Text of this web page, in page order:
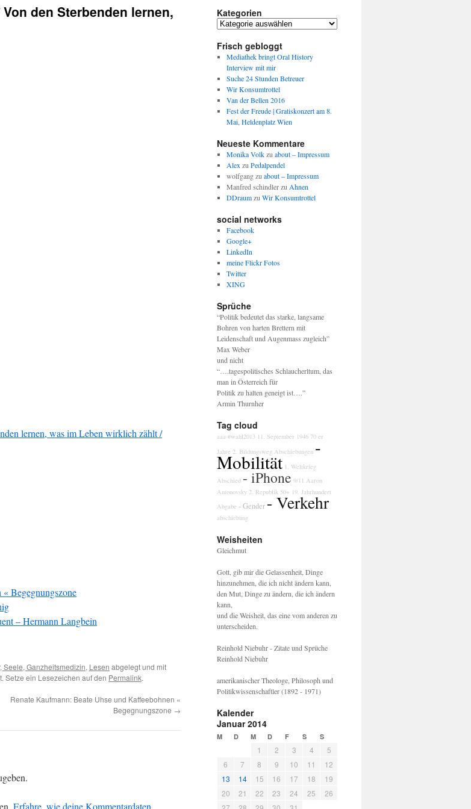
den Sterbenden lernen,
lernen, was im Leben wirklich zählt /
Begegnungszone
– Hermann Langbein
Seele, Ganzheitsmedizin, Lesen abgelegt und mit
Setze ein Lesezeichen auf den Permalink.
Renate Kaufmann: Beate Uhse und Kaffeebohnen «
Begegnungszone →
Erfahre, wie deine Kommentardaten
Kategorien
Kategorien
Frisch gebloggt
Mediathek bringt Oral History
Interview mit mir
Suche 24 Stunden Betreuer
Wir Konsumtrottel
Van der Bellen 2016
Fest der Freude | Gratiskonzert am 8.
Mai, Heldenplatz Wien
Neueste Kommentare
Monika Volkzu about – Impressum
Alex zu Pedalpendel
wolfgangzu about – Impressum
Manfred schindlerzu Ahnen
DDraumzu Wir Konsumtrottel
social networks
Facebook
Google+
LinkedIn
meine Flickr Fotos
Twitter
XING
Sprüche
“Politik bedeutet das starke, langsame
Bohren von harten Brettern mit
Leidenschaft und Augenmass zugleich”
Max Weber
und nicht
“….tagespolitisches Schlaucherltum, das
man in Österreich für
Politik zu halten geneigt ist….”
Armin Thurnher
Tag cloud
aaa #wahl2013 11. September 1946 70 er
Jahre 2. Bildungsweg Abschiebungen -
Mobilität 1. Weltkrieg
Abschied - iPhone 9/11 Aaron
Antonovsky 2. Republik 50+ 19. Jahrhundert
Abgabe - Gender - Verkehr
abschiebung
Weisheiten
Gleichmut
Gott, gib mir die Gelassenheit, Dinge
hinzunehmen, die ich nicht ändern kann,
den Mut, Dinge zu ändern, die ich ändern
kann,
und die Weisheit, das eine vom anderen zu
unterscheiden.
Reinhold Niebuhr - Zitate und Sprüche
Reinhold Niebuhr
amerikanischer Theologe, Philosoph und
Politikwissenschaftler (1892 - 1971)
Kalender
Januar 2014
M D M D F S S
1 2 3 4
5
6
7 8 9 10 11
12
13
14 15 16 17 18
19
20
21 22 23 24 25
26